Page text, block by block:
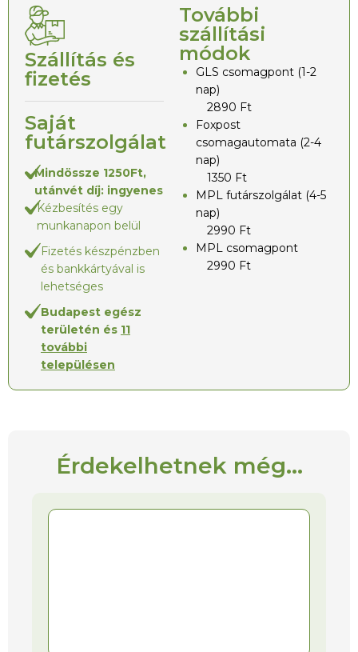
Szállítás és
fizetés
Saját
futárszolgálat
Mindössze 1250Ft,
utánvét díj: ingyenes
Kézbesítés egy
munkanapon belül
Fizetés készpénzben
és bankkártyával is
lehetséges
Budapest egész
területén és 11
további
településen
További
szállítási
módok
GLS csomagpont (1-2
nap)
2890 Ft
Foxpost
csomagautomata (2-4
nap)
1350 Ft
MPL futárszolgálat (4-5
nap)
2990 Ft
MPL csomagpont
2990 Ft
Érdekelhetnek még...